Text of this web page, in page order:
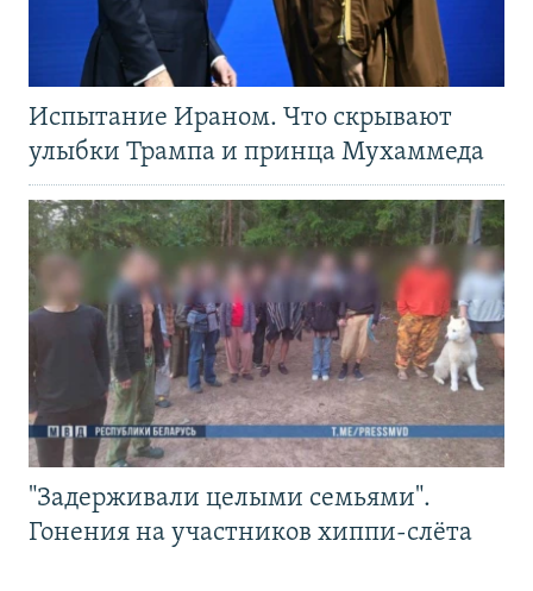
Испытание Ираном. Что скрывают
улыбки Трампа и принца Мухаммеда
"Задерживали целыми семьями".
Гонения на участников хиппи-слёта